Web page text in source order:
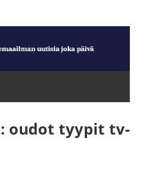
oudot tyypit tv-